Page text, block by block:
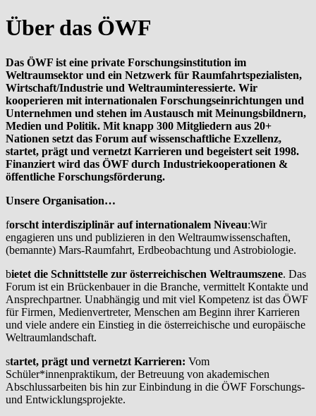
Über das ÖWF
Das ÖWF ist eine private Forschungsinstitution im
Weltraumsektor und ein Netzwerk für Raumfahrtspezialisten,
Wirtschaft/Industrie und Weltrauminteressierte. Wir
kooperieren mit internationalen Forschungseinrichtungen und
Unternehmen und stehen im Austausch mit Meinungsbildnern,
Medien und Politik. Mit knapp 300 Mitgliedern aus 20+
Nationen setzt das Forum auf wissenschaftliche Exzellenz,
startet, prägt und vernetzt Karrieren und begeistert seit 1998.
Finanziert wird das ÖWF durch Industriekooperationen &
öffentliche Forschungsförderung.
Unsere Organisation…
forscht interdisziplinär auf internationalem Niveau:Wir
engagieren uns und publizieren in den Weltraumwissenschaften,
(bemannte) Mars-Raumfahrt, Erdbeobachtung und Astrobiologie.
bietet die Schnittstelle zur österreichischen Weltraumszene. Das
Forum ist ein Brückenbauer in die Branche, vermittelt Kontakte und
Ansprechpartner. Unabhängig und mit viel Kompetenz ist das ÖWF
für Firmen, Medienvertreter, Menschen am Beginn ihrer Karrieren
und viele andere ein Einstieg in die österreichische und europäische
Weltraumlandschaft.
startet, prägt und vernetzt Karrieren: Vom
Schüler*innenpraktikum, der Betreuung von akademischen
Abschlussarbeiten bis hin zur Einbindung in die ÖWF Forschungs-
und Entwicklungsprojekte.